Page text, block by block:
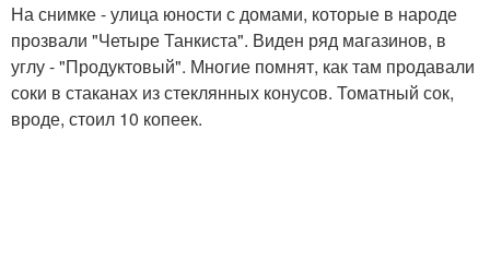
На снимке - улица юности с домами, которые в народе
прозвали "Четыре Танкиста". Виден ряд магазинов, в
углу - "Продуктовый". Многие помнят, как там продавали
соки в стаканах из стеклянных конусов. Томатный сок,
вроде, стоил 10 копеек.